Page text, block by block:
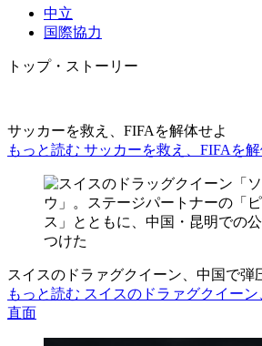
中立
国際協力
トップ・ストーリー
サッカーを救え、FIFAを解体せよ
もっと読む サッカーを救え、FIFAを解
スイスのドラァグクイーン、中国で弾
もっと読む スイスのドラァグクイー
直面